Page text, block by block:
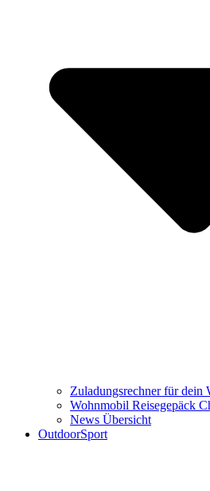
Zuladungsrechner für dein
Wohnmobil Reisegepäck
News Übersicht
OutdoorSport